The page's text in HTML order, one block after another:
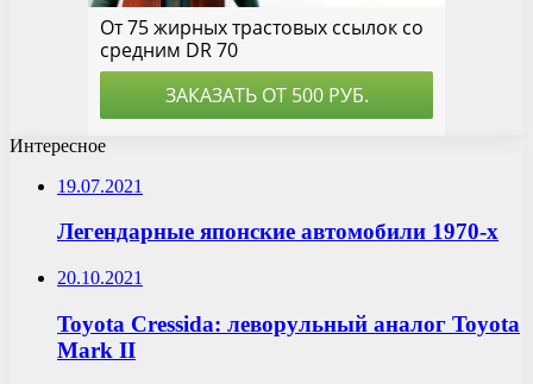
Интересное
19.07.2021
Легендарные японские автомобили 1970-х
20.10.2021
Toyota Cressida: леворульный аналог Toyota
Mark II